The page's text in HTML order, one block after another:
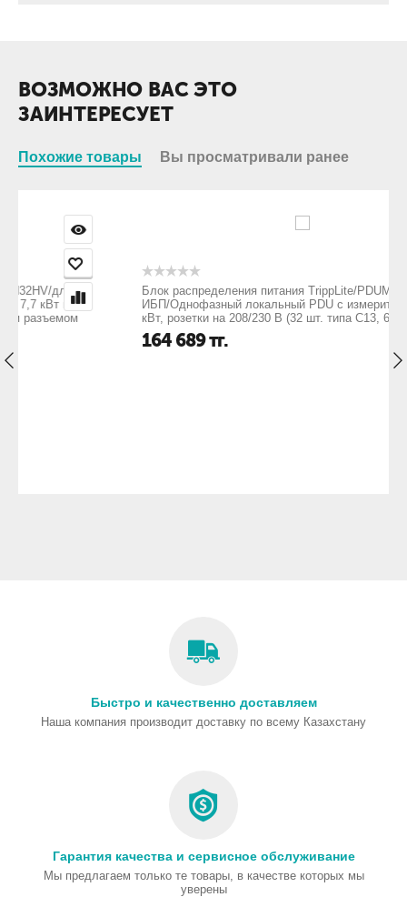
ВОЗМОЖНО ВАС ЭТО
ЗАИНТЕРЕСУЕТ
Похожие товары Вы просматривали ранее
Блок распределения питания TrippLite/PDUMV16HV/для
ИБП/Однофазный локальный PDU с измерителем: 3,7
кВт, розетки на 208/230 В (32 шт. типа C13, 6 шт. т
тг.
Быстро и качественно доставляем
Наша компания производит доставку по всему Казахстану
Гарантия качества и сервисное обслуживание
Мы предлагаем только те товары, в качестве которых мы
уверены